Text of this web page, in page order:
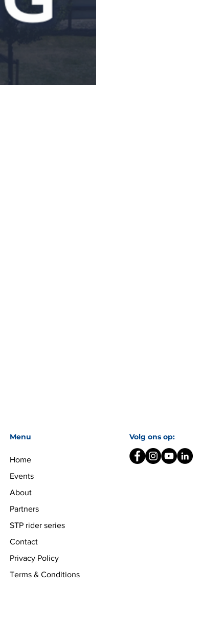
Menu
Home
Events
About
Partners
STP rider series
Contact
Privacy Policy
Terms & Conditions
Volg ons op: